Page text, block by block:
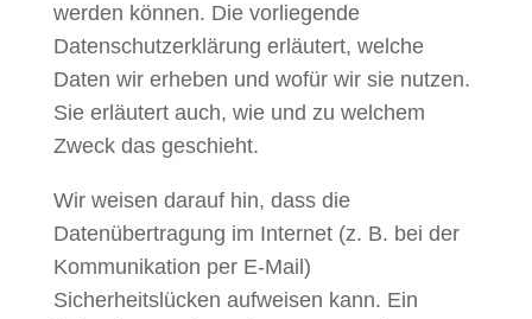
werden können. Die vorliegende
Datenschutzerklärung erläutert, welche
Daten wir erheben und wofür wir sie nutzen.
Sie erläutert auch, wie und zu welchem
Zweck das geschieht.
Wir weisen darauf hin, dass die
Datenübertragung im Internet (z. B. bei der
Kommunikation per E-Mail)
Sicherheitslücken aufweisen kann. Ein